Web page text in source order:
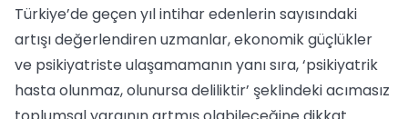
Türkiye’de geçen yıl intihar edenlerin sayısındaki
artışı değerlendiren uzmanlar, ekonomik güçlükler
ve psikiyatriste ulaşamamanın yanı sıra, ‘psikiyatrik
hasta olunmaz, olunursa deliliktir’ şeklindeki acımasız